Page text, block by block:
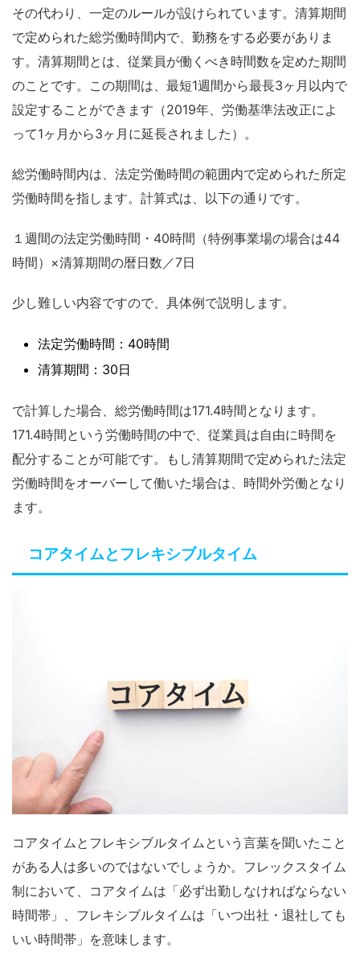
その代わり、一定のルールが設けられています。清算期間
で定められた総労働時間内で、勤務をする必要がありま
す。清算期間とは、従業員が働くべき時間数を定めた期間
のことです。この期間は、最短1週間から最長3ヶ月以内で
設定することができます（2019年、労働基準法改正によ
って1ヶ月から3ヶ月に延長されました）。
総労働時間内は、法定労働時間の範囲内で定められた所定
労働時間を指します。計算式は、以下の通りです。
１週間の法定労働時間・40時間（特例事業場の場合は44
時間）×清算期間の暦日数／7日
少し難しい内容ですので、具体例で説明します。
法定労働時間：40時間
清算期間：30日
で計算した場合、総労働時間は171.4時間となります。
171.4時間という労働時間の中で、従業員は自由に時間を
配分することが可能です。もし清算期間で定められた法定
労働時間をオーバーして働いた場合は、時間外労働となり
ます。
コアタイムとフレキシブルタイム
コアタイムとフレキシブルタイムという言葉を聞いたこと
がある人は多いのではないでしょうか。フレックスタイム
制において、コアタイムは「必ず出勤しなければならない
時間帯」、フレキシブルタイムは「いつ出社・退社しても
いい時間帯」を意味します。